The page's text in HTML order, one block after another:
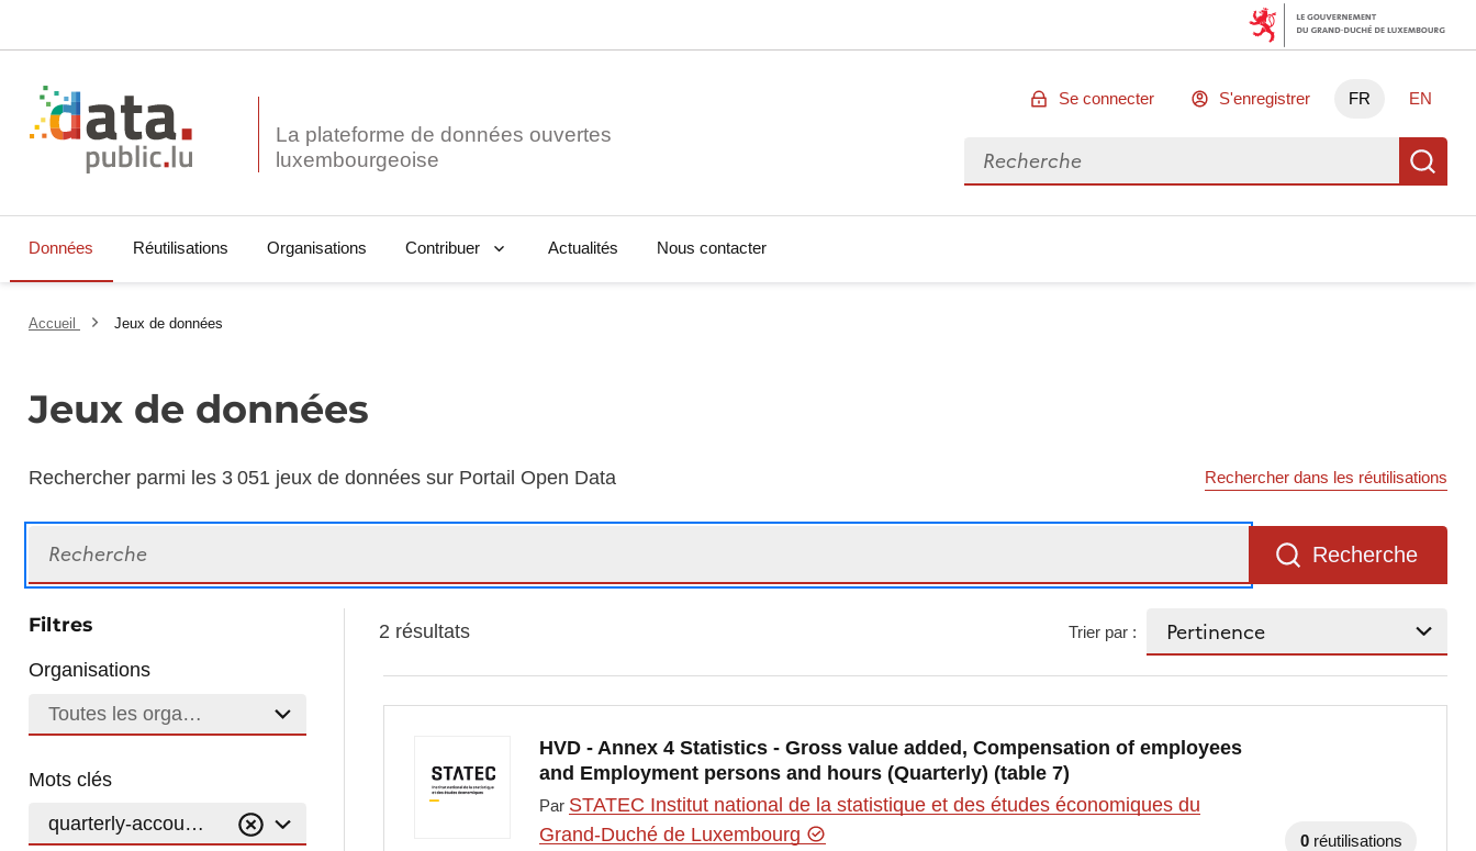
La plateforme de données ouvertes
Se connecter S'enregistrer FR EN
Rechercher des données
Données Réutilisations Organisations Contribuer Actualités Nous contacter
Accueil Jeux de données
Jeux de données
Rechercher parmi les 3 051 jeux de données sur Portail Open Data Rechercher dans les réutilisations
Recherche
Filtres
Organisations
Toutes les organisations
Mots clés
quarterly-accounts
2 résultats Trier par :
HVD - Annex 4 Statistics - Gross value added, Compensation of employees
and Employment persons and hours (Quarterly) (table 7)
Par STATEC Institut national de la statistique et des études économiques du
Grand-Duché de Luxembourg
0 réutilisations